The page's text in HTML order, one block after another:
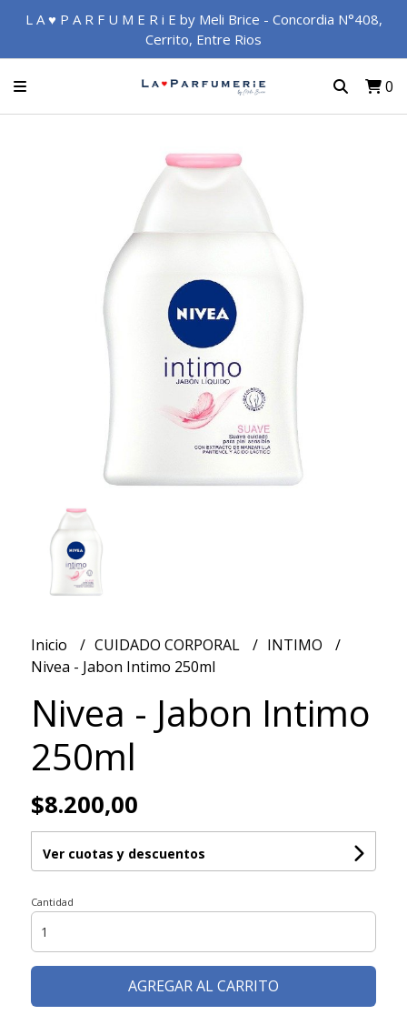
L A ♥ P A R F U M E R i E by Meli Brice - Concordia N°408,
Cerrito, Entre Rios
0
Inicio CUIDADO CORPORAL
INTIMO
Nivea - Jabon Intimo 250ml
Nivea - Jabon Intimo
250ml
$8.200,00
Ver cuotas y descuentos
Cantidad
AGREGAR AL CARRITO